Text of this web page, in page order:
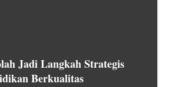
Jadi Langkah Strategis
Berkualitas